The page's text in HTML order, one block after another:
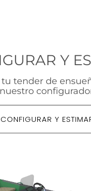
Y
tu tender de
CONFIGURAR Y